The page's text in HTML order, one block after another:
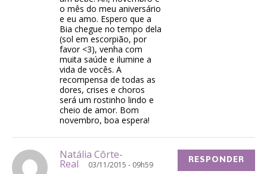
o mês do meu aniversário
e eu amo. Espero que a
Bia chegue no tempo dela
(sol em escorpião, por
favor <3), venha com
muita saúde e ilumine a
vida de vocês. A
recompensa de todas as
dores, crises e choros
será um rostinho lindo e
cheio de amor. Bom
novembro, boa espera!
Natália Côrte-
Real 03/11/2015 - 09h59 RESPONDER